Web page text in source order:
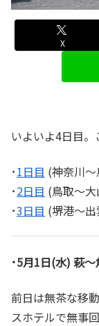
X
いよいよ4日目。
･1日目 (神奈川
･2日目 (鳥取～
･3日目 (堺港～
･5月1日(水) 萩
前日は無茶な移
スホテルで無事